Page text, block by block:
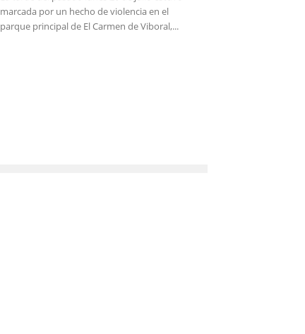
marcada por un hecho de violencia en el
parque principal de El Carmen de Viboral,...